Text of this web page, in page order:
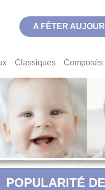
A FÊTER
Classiques Composés
POPULARITÉ